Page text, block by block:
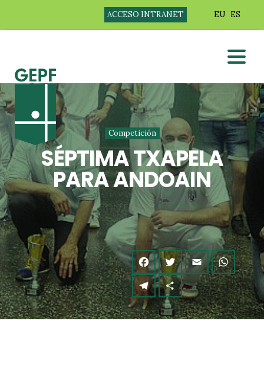
ACCESO INTRANET EU ES
Competición
SÉPTIMA TXAPELA
PARA ANDOAIN